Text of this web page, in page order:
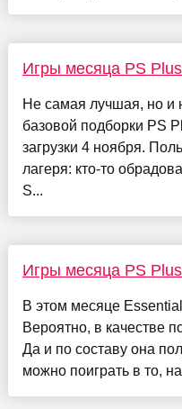
Игры месяца PS
Не самая лучшая, но и
базовой подборки PS
загрузки 4 ноября.
лагеря: кто-то
S...
Игры месяца PS
В этом месяце
Вероятно, в качестве
Да и по составу она
можно поиграть в то,